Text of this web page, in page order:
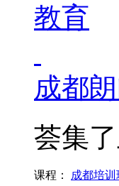
成都
荟集
课程： 成都培